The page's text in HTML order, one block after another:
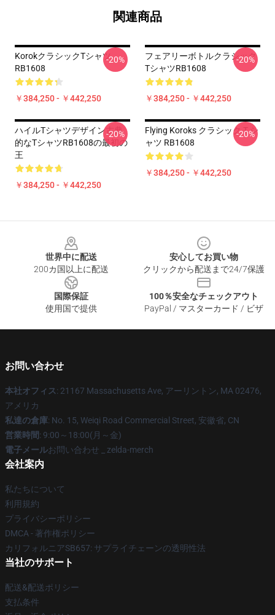
関連商品
KorokクラシックTシャツ
RB1608
￥384,250 - ￥442,250
-20%
フェアリーボトルクラシック
TシャツRB1608
￥384,250 - ￥442,250
-20%
ハイルTシャツデザイン古典
的なTシャツRB1608の最初の
王
￥384,250 - ￥442,250
-20%
Flying Koroks クラシック T シ
ャツ RB1608
￥384,250 - ￥442,250
-20%
世界中に配送
200カ国以上に配送
安心してお買い物
クリックから配送まで24/7保護
国際保証
使用国で提供
100％安全なチェックアウト
PayPal / マスターカード / ビザ
お問い合わせ
本社オフィス: 21167 Massachusetts Ave, アーリントン, MA 02476,
アメリカ
私達の倉庫: No. 15, Weiqi Road Commercial Street, 安徽省, CN
営業時間: 9:00～18:00(月～金)
電子メールお問い合わせ _ zelda-merch
会社案内
私たちについて
利用規約
プライバシーポリシー
DMCA - 著作権ポリシー
カリフォルニアSB657: サプライチェーンの透明性法
当社のサポート
配送&配送ポリシー
支払条件